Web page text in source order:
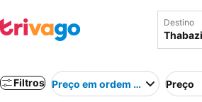
Destino
Filtros Preço em ordem crescentePreço